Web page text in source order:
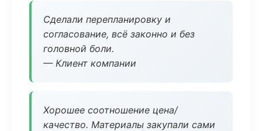
Сделали перепланировку и
согласование, всё законно и без
головной боли.
— Клиент компании
Хорошее соотношение цена/
качество. Материалы закупали сами